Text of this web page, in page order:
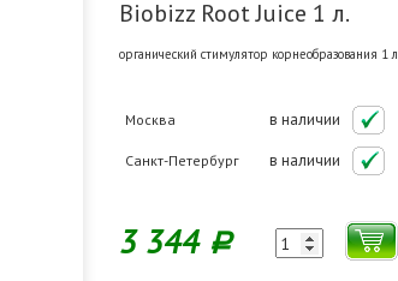
Biobizz Root Juice 1 л.
органический стимулятор корнеобразования 1 л
Москва в наличии
Санкт-Петербург в наличии
3 344 Р